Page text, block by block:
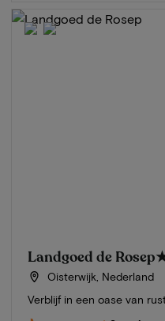
Landgoed de Rosep
Oisterwijk, Nederland
Verblijf in een oase van